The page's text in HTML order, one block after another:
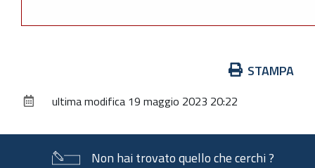
documento
STAMPA
ultima modifica 19 maggio 2023 20:22
Non hai trovato quello che cerchi ?